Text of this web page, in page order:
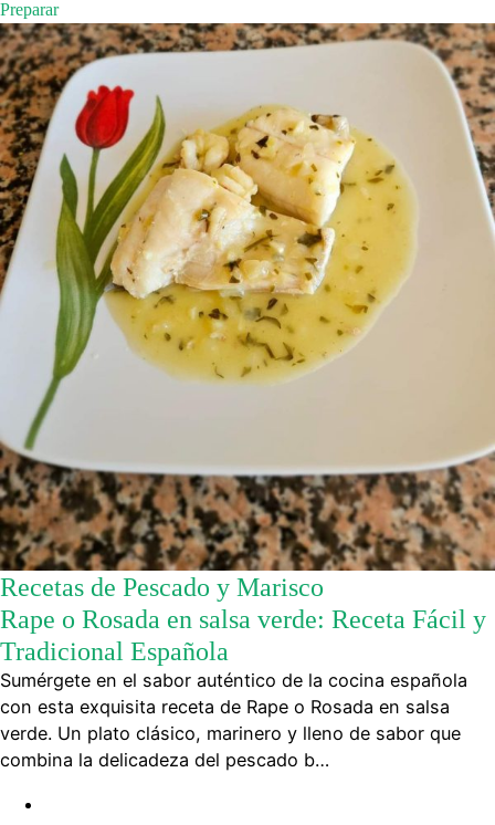
Preparar
Recetas de Pescado y Marisco
Rape o Rosada en salsa verde: Receta Fácil y
Tradicional Española
Sumérgete en el sabor auténtico de la cocina española
con esta exquisita receta de Rape o Rosada en salsa
verde. Un plato clásico, marinero y lleno de sabor que
combina la delicadeza del pescado b…